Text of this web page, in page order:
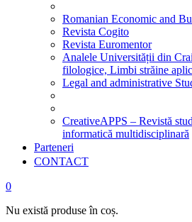
Romanian Economic and
Revista Cogito
Revista Euromentor
Analele Universității din
filologice, Limbi străine
Legal and administrative
CreativeAPPS – Revistă
informatică multidisciplinară
Parteneri
CONTACT
0
Nu există produse în coș.